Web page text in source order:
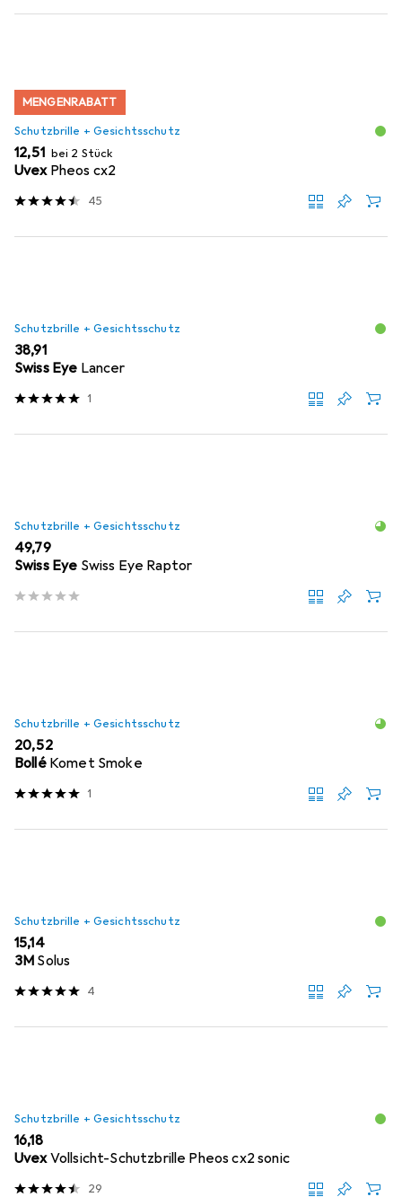
MENGENRABATT
Schutzbrille + Gesichtsschutz
EUR
12,51 bei 2 Stück
Uvex Pheos cx2
45
Schutzbrille + Gesichtsschutz
EUR
38,91
Swiss Eye Lancer
1
Schutzbrille + Gesichtsschutz
EUR
49,79
Swiss Eye Swiss Eye Raptor
Schutzbrille + Gesichtsschutz
EUR
20,52
Bollé Komet Smoke
1
Schutzbrille + Gesichtsschutz
EUR
15,14
3M Solus
4
Schutzbrille + Gesichtsschutz
EUR
16,18
UvexVollsicht-Schutzbrille Pheos cx2 sonic
29